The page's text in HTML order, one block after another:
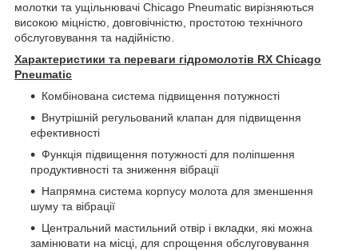
молотки та ущільнювачі Chicago Pneumatic вирізняються
високою міцністю, довговічністю, простотою технічного
обслуговування та надійністю.
Характеристики та переваги гідромолотів RX Chicago
Pneumatic
Комбінована система підвищення потужності
Внутрішній регульований клапан для підвищення
ефективності
Функція підвищення потужності для поліпшення
продуктивності та зниження вібрації
Напрямна система корпусу молота для зменшення
шуму та вібрації
Центральний мастильний отвір і вкладки, які можна
замінювати на місці, для спрощення обслуговування